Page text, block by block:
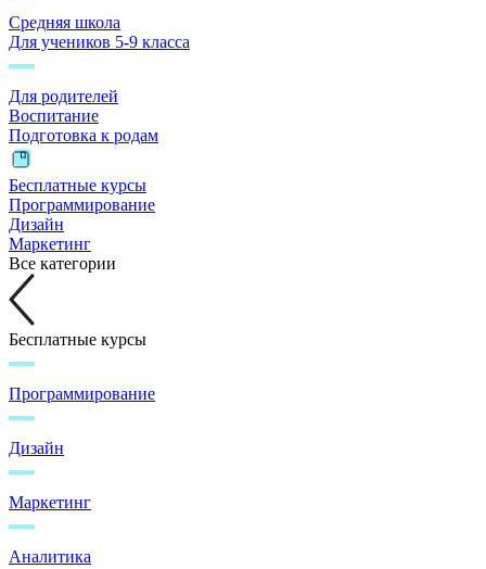
Средняя школа
Для учеников 5-9 класса
Для родителей
Воспитание
Подготовка к родам
Бесплатные курсы
Программирование
Дизайн
Маркетинг
Все категории
Бесплатные курсы
Программирование
Дизайн
Маркетинг
Аналитика